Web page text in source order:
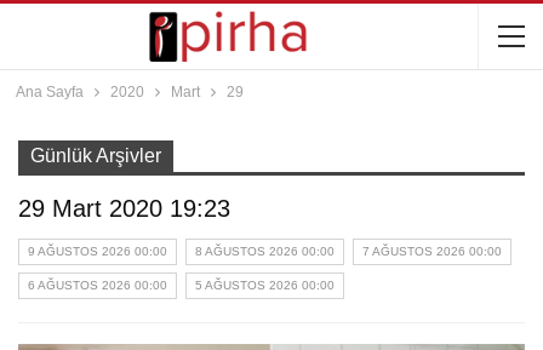
Ana Sayfa 2020 Mart 29
Günlük Arşivler
29 Mart 2020 19:23
9 AĞUSTOS 2026 00:00 8 AĞUSTOS 2026 00:00 7 AĞUSTOS 2026 00:00
6 AĞUSTOS 2026 00:00 5 AĞUSTOS 2026 00:00